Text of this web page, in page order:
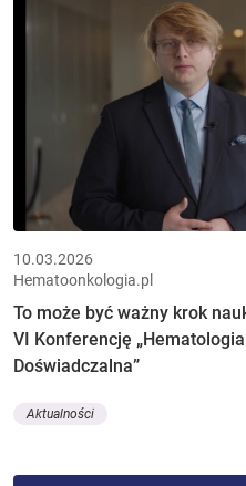
10.03.2026
Hematoonkologia.pl
To może być ważny krok
VI Konferencję
Doświadczalna”
Aktualności